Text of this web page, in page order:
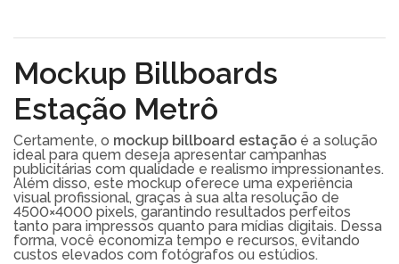
Mockup Billboards
Estação Metrô
Certamente, o mockup billboard estação é a solução
ideal para quem deseja apresentar campanhas
publicitárias com qualidade e realismo impressionantes.
Além disso, este mockup oferece uma experiência
visual profissional, graças à sua alta resolução de
4500×4000 pixels, garantindo resultados perfeitos
tanto para impressos quanto para mídias digitais. Dessa
forma, você economiza tempo e recursos, evitando
custos elevados com fotógrafos ou estúdios.